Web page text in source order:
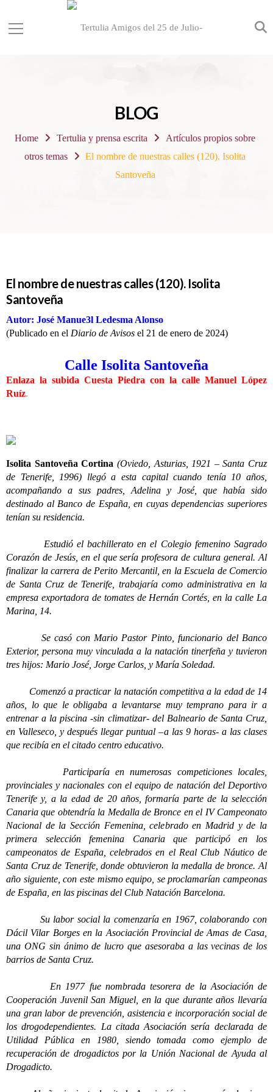
BLOG
Home Tertulia y prensa escrita
Artículos propios sobre
otros temas
El nombre de nuestras calles (120). Isolita
Santoveña
El nombre de nuestras calles (120). Isolita
Santoveña
Autor: José Manue3l Ledesma Alonso
(Publicado en el Diario de Avisos el 21 de enero de 2024)
Calle Isolita Santoveña
Enlaza la subida Cuesta Piedra con la calle Manuel López
Ruíz.
Isolita Santoveña Cortina (Oviedo, Asturias, 1921 – Santa Cruz
de Tenerife, 1996) llegó a esta capital cuando tenía 10 años,
acompañando a sus padres, Adelina y José, que había sido
destinado al Banco de España, en cuyas dependencias superiores
tenían su residencia.
Estudió el bachillerato en el Colegio femenino Sagrado
Corazón de Jesús, en el que sería profesora de cultura general. Al
finalizar la carrera de Perito Mercantil, en la Escuela de Comercio
de Santa Cruz de Tenerife, trabajaría como administrativa en la
empresa exportadora de tomates de Hernán Cortés, en la calle La
Marina, 14.
Se casó con Mario Pastor Pinto, funcionario del Banco
Exterior, persona muy vinculada a la natación tinerfeña y tuvieron
tres hijos: Mario José, Jorge Carlos, y María Soledad.
Comenzó a practicar la natación competitiva a la edad de 14
años, lo que le obligaba a levantarse muy temprano para ir a
entrenar a la piscina -sin climatizar- del Balneario de Santa Cruz,
en Valleseco, y después llegar puntual –a las 9 horas- a las clases
que recibía en el citado centro educativo.
Participaría en numerosas competiciones locales,
provinciales y nacionales con el equipo de natación del Deportivo
Tenerife y, a la edad de 20 años, formaría parte de la selección
Canaria que obtendría la Medalla de Bronce en el IV Campeonato
Nacional de la Sección Femenina, celebrado en Madrid y de la
primera selección femenina Canaria que participó en los
campeonatos de España, celebrados en el Real Club Náutico de
Santa Cruz de Tenerife, donde obtuvieron la medalla de bronce. Al
año siguiente, con este mismo equipo, se proclamarían campeonas
de España, en las piscinas del Club Natación Barcelona.
Su labor social la comenzaría en 1967, colaborando con
Dácil Vilar Borges en la Asociación Provincial de Amas de Casa,
una ONG sin ánimo de lucro que asesoraba a las vecinas de los
barrios de Santa Cruz.
En 1977 fue nombrada tesorera de la Asociación de
Cooperación Juvenil San Miguel, en la que durante años llevaría
una gran labor de prevención, asistencia e incorporación social de
los drogodependientes. La citada Asociación sería declarada de
Utilidad Pública en 1980, siendo tomada como ejemplo de
recuperación de drogadictos por la Unión Nacional de Ayuda al
Drogadicto.